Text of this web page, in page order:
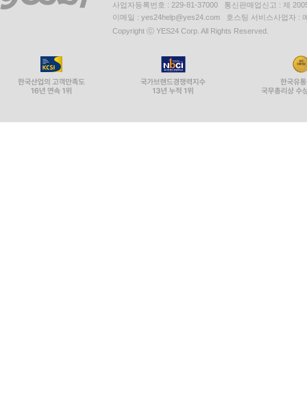
사업자등록번호 : 229-81-37000 통신판매업신고 : 제
이메일 : yes24help@yes24.com 호스팅 서비스사업자 :
Copyright ⓒ YES24 Corp. All Rights Reserved.